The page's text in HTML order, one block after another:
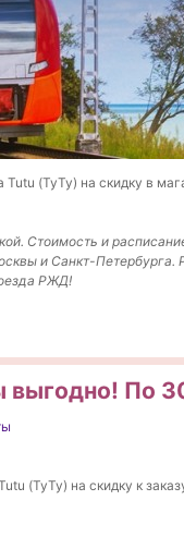
(ТуТу) на скидку в
Стоимость и
и Санкт-Петербурга.
РЖД!
По
(ТуТу) на скидку к